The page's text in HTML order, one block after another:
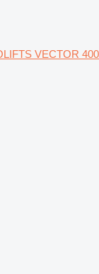
VECTOR 400